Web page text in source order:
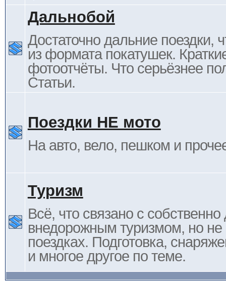
Дальнобой
Достаточно дальние поездки,
из формата покатушек.
фотоотчёты. Что серьёзнее
Статьи.
Поездки НЕ мото
На авто, вело, пешком и
Туризм
Всё, что связано с
внедорожным туризмом, но не
поездках. Подготовка,
и многое другое по теме.